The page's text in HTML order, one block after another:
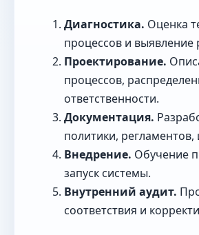
Диагностика. Оценка
процессов и выявление
Проектирование.
процессов,
ответственности.
Документация.
политики, регламентов,
Внедрение. Обучение
запуск системы.
Внутренний аудит.
соответствия и